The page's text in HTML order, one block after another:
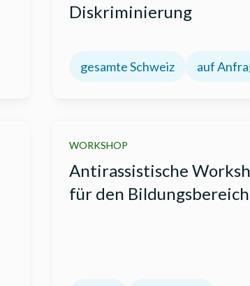
Diskriminierung
gesamte Schweiz auf
WORKSHOP
Antirassistische
für den Bildungsbereich